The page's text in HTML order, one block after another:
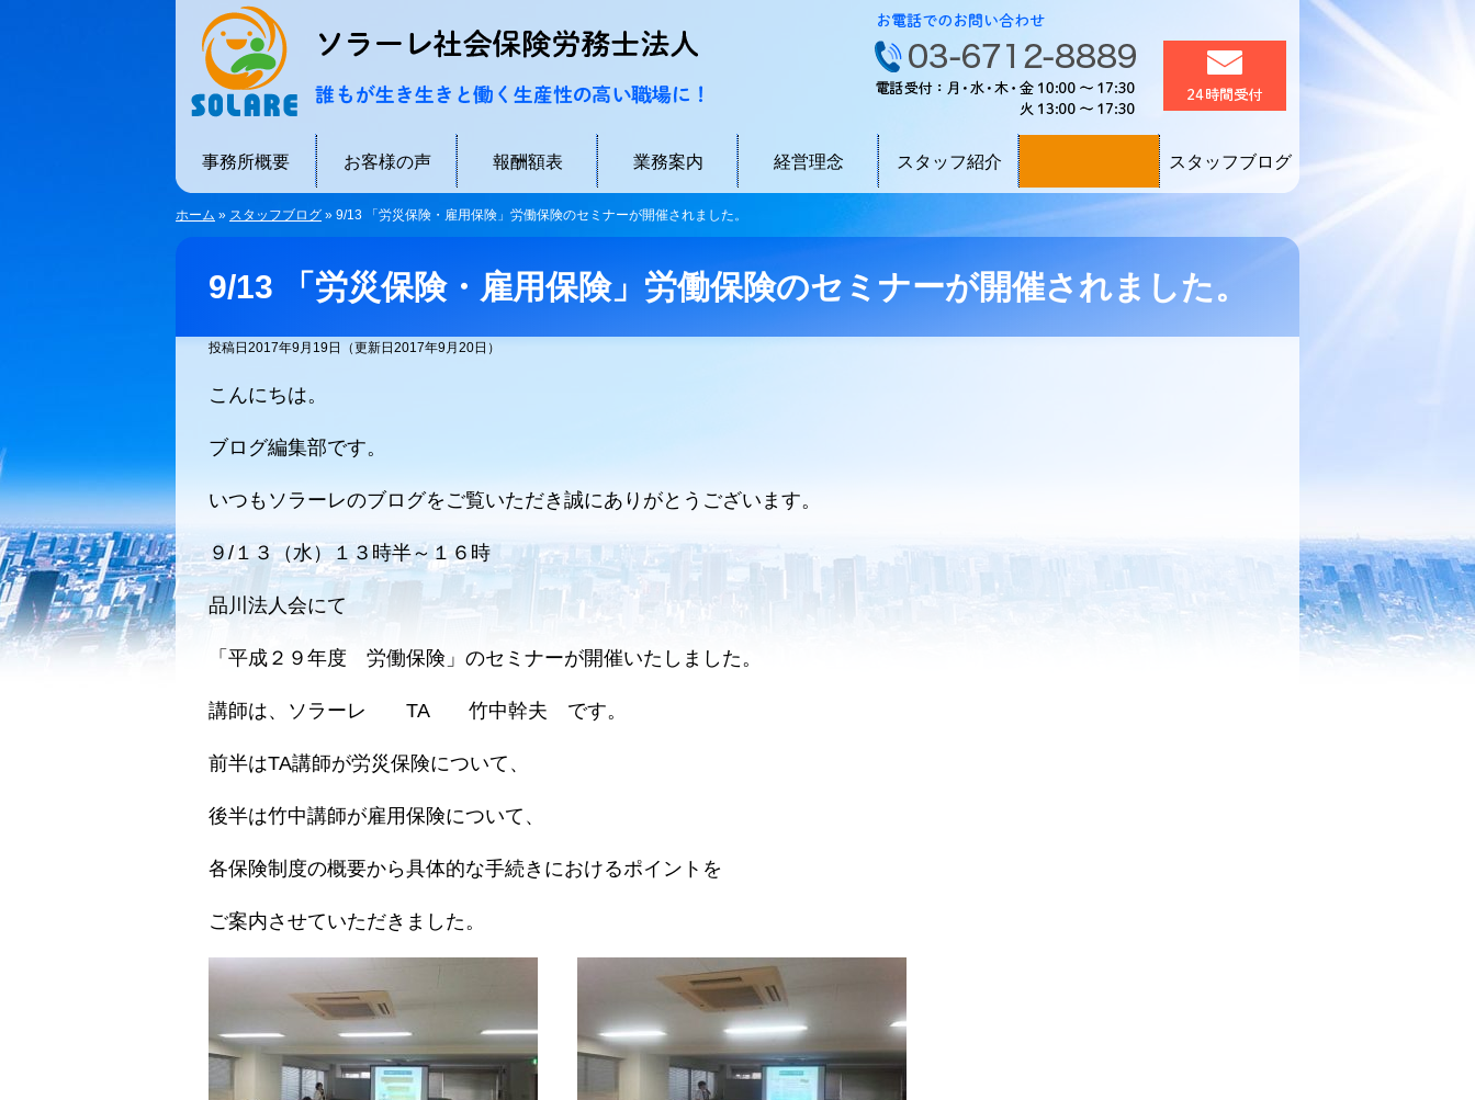
ソラーレ社会保険労務士法人 品川区
誰もが生き生きと働
お電話でのお問い合
メール24時間受付
事務所概要 お客様の声 報酬額表 業務案内 経営理念 スタッフ紹介
要クリック！
採用情報！
スタッフブログ
ホーム » スタッフブログ » 9/13 「労災保険・雇用保険」労働保険のセミナーが開催されました。
9/13 「労災保険・雇用保険」労働保険のセミナーが開催されました。
投稿日2017年9月19日 （更新日2017年9月20日）
こんにちは。
ブログ編集部です。
いつもソラーレのブログをご覧いただき誠にありがとうございます。
９/１３（水）１３時半～１６時
品川法人会にて
「平成２９年度 労働保険」のセミナーが開催いたしました。
講師は、ソラーレ TA 竹中幹夫 です。
前半はTA講師が労災保険について、
後半は竹中講師が雇用保険について、
各保険制度の概要から具体的な手続きにおけるポイントを
ご案内させていただきました。